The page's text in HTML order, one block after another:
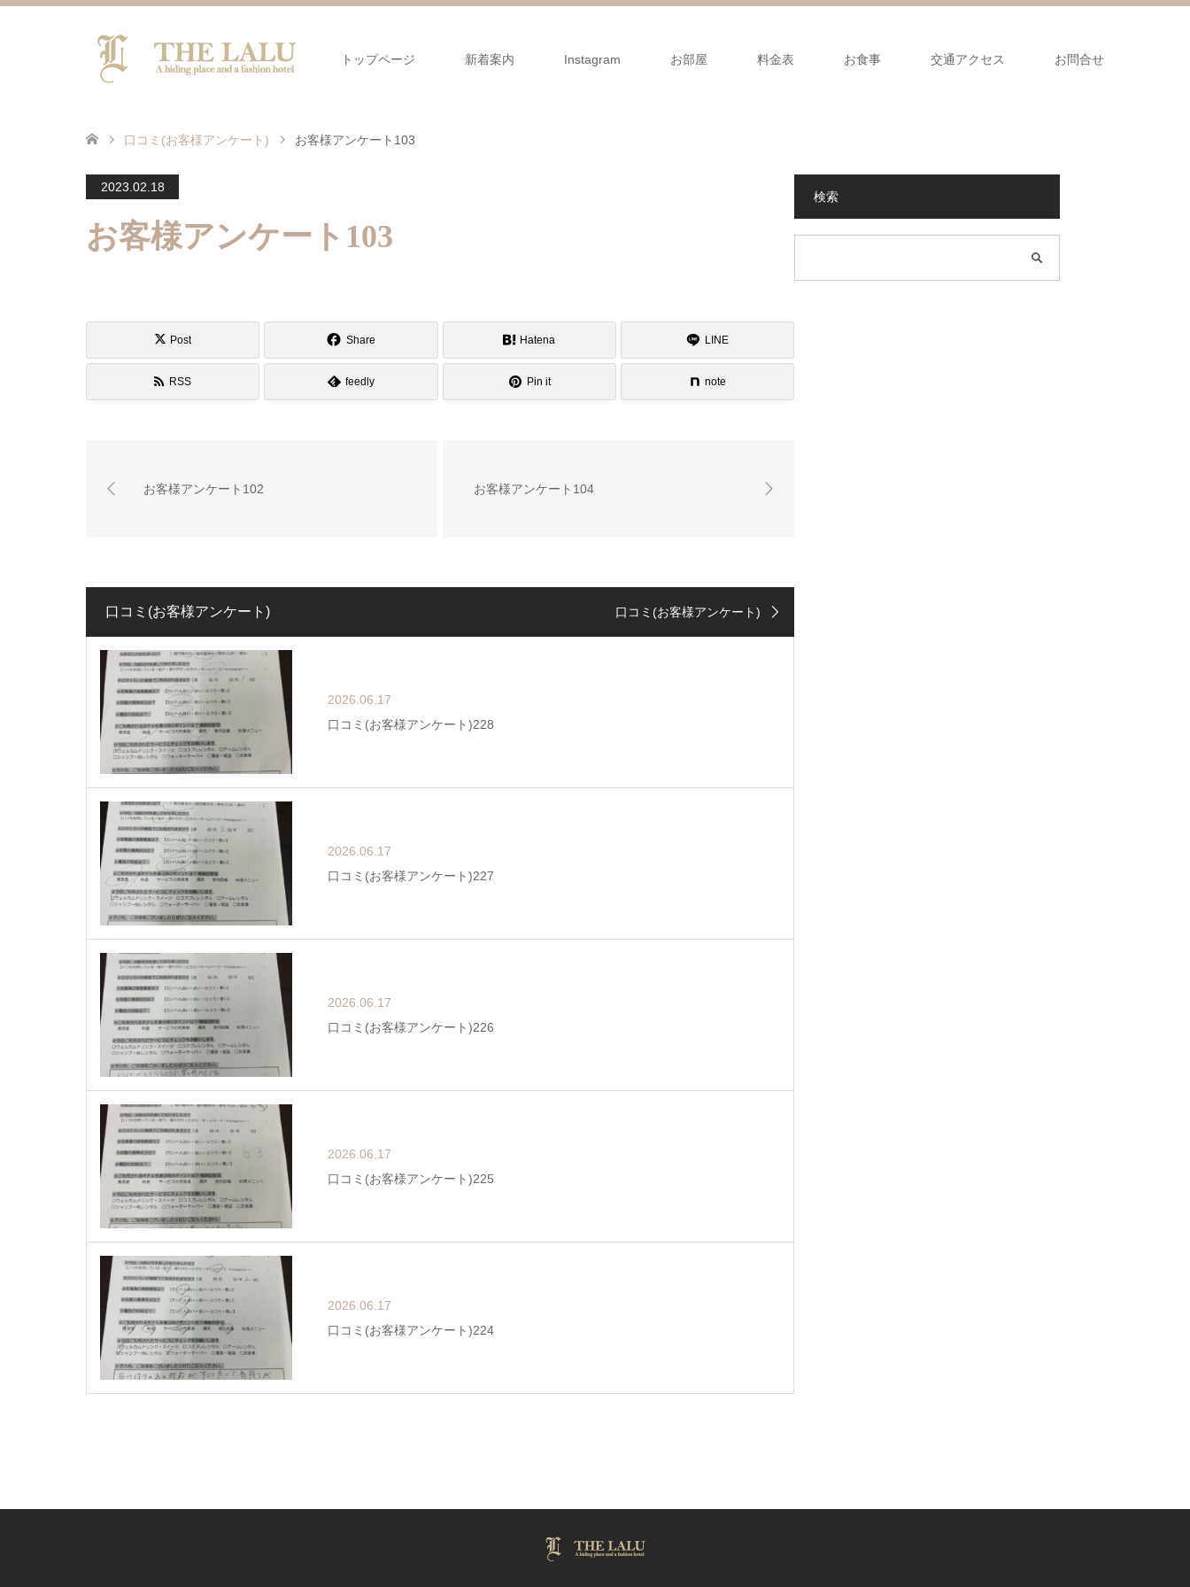
トップページ 新着案内 Instagram お部屋 料金表 お食事 交通アクセス お問合せ
口コミ(お客様アンケート) お客様アンケート103
2023.02.18
お客様アンケート103
Post Share Hatena LINE
RSS feedly Pin it note
お客様アンケート102 お客様アンケート104
口コミ(お客様アンケート) 口コミ(お客様アンケート)
2026.06.17
口コミ(お客様アンケート)228
2026.06.17
口コミ(お客様アンケート)227
2026.06.17
口コミ(お客様アンケート)226
2026.06.17
口コミ(お客様アンケート)225
2026.06.17
口コミ(お客様アンケート)224
検索